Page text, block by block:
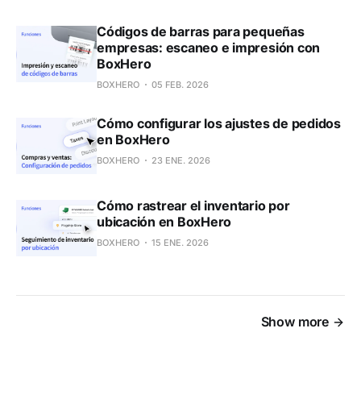
Códigos de barras para pequeñas
empresas: escaneo e impresión con
BoxHero
BOXHERO 05 FEB. 2026
Cómo configurar los ajustes de pedidos
en BoxHero
BOXHERO 23 ENE. 2026
Cómo rastrear el inventario por
ubicación en BoxHero
BOXHERO 15 ENE. 2026
Show more